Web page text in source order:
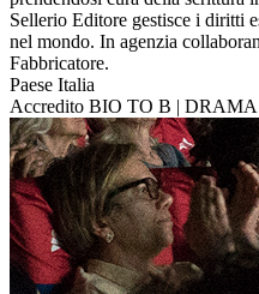
Sellerio Editore gestisce i diritti
nel mondo. In agenzia
Fabbricatore.
Paese Italia
Accredito BIO TO B | DRAMA